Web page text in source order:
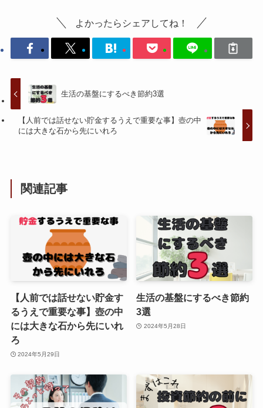
よかったらシェアしてね！
生活の基盤にするべき節約3選
【人前では話せない貯金するうえで重要な事】壺の中
には大きな石から先にいれろ
関連記事
【人前では話せない貯金す
るうえで重要な事】壺の中
には大きな石から先にいれ
ろ
2024年5月29日
生活の基盤にするべき節約
3選
2024年5月28日